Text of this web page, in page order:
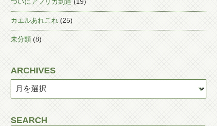
カエルあれこれ (25)
未分類 (8)
ARCHIVES
SEARCH